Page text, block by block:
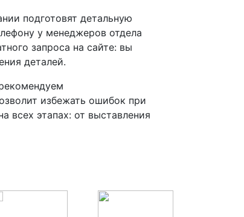
подготовят детальную
у менеджеров отдела
запроса на сайте: вы
деталей.
избежать ошибок при
всех этапах: от выставления